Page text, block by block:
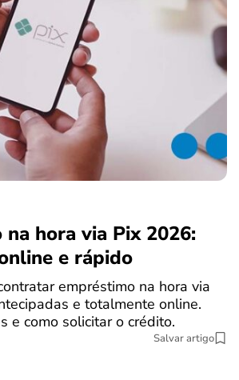
hora via Pix 2026:
e rápido
empréstimo na hora via
e totalmente online.
e como solicitar o crédito.
Salvar artigo